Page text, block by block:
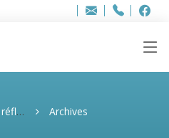
Adresse
info..hâthe..
Tel.
Tel.
Archives